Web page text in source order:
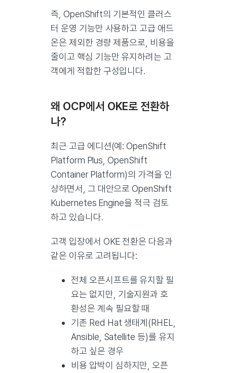
즉, OpenShift의 기본적인 클러스
터 운영 기능만 사용하고 고급 애드
온은 제외한 경량 제품으로, 비용을
줄이고 핵심 기능만 유지하려는 고
객에게 적합한 구성입니다.
왜 OCP에서 OKE로 전환하
나?
최근 고급 에디션(예: OpenShift
Platform Plus, OpenShift
Container Platform)의 가격을 인
상하면서, 그 대안으로 OpenShift
Kubernetes Engine을 적극 검토
하고 있습니다.
고객 입장에서 OKE 전환은 다음과
같은 이유로 고려됩니다:
전체 오픈시프트를 유지할 필
요는 없지만, 기술지원과 호
환성은 계속 필요할 때
기존 Red Hat 생태계(RHEL,
Ansible, Satellite 등)를 유지
하고 싶은 경우
비용 압박이 심하지만, 오픈